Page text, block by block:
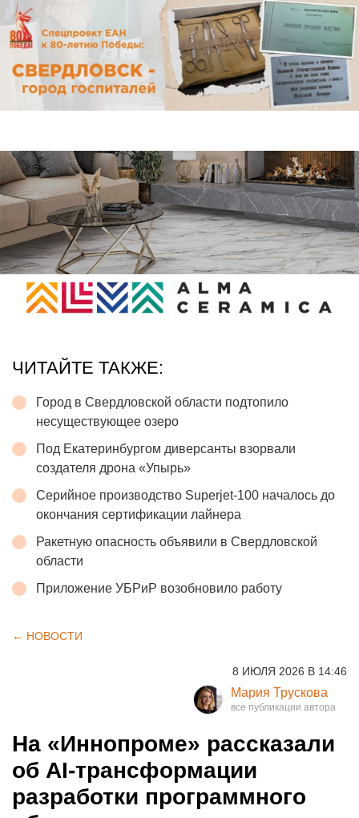
ЧИТАЙТЕ ТАКЖЕ:
Город в Свердловской области подтопило
несуществующее озеро
Под Екатеринбургом диверсанты взорвали
создателя дрона «Упырь»
Серийное производство Superjet-100 началось до
окончания сертификации лайнера
Ракетную опасность объявили в Свердловской
области
Приложение УБРиР возобновило работу
← НОВОСТИ
8 ИЮЛЯ 2026 В 14:46
Мария Трускова
На «Иннопроме» рассказали
об AI-трансформации
разработки программного